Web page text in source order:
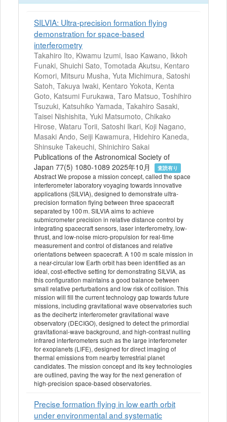
SILVIA: Ultra-precision formation flying
demonstration for space-based
interferometry
Takahiro Ito, Kiwamu Izumi, Isao Kawano, Ikkoh
Funaki, Shuichi Sato, Tomotada Akutsu, Kentaro
Komori, Mitsuru Musha, Yuta Michimura, Satoshi
Satoh, Takuya Iwaki, Kentaro Yokota, Kenta
Goto, Katsumi Furukawa, Taro Matsuo, Toshihiro
Tsuzuki, Katsuhiko Yamada, Takahiro Sasaki,
Taisei Nishishita, Yuki Matsumoto, Chikako
Hirose, Wataru Torii, Satoshi Ikari, Koji Nagano,
Masaki Ando, Seiji Kawamura, Hidehiro Kaneda,
Shinsuke Takeuchi, Shinichiro Sakai
Publications of the Astronomical Society of
Japan 77(5) 1080-1089 2025年10月
査読有り
Abstract We propose a mission concept, called the space
interferometer laboratory voyaging towards innovative
applications (SILVIA), designed to demonstrate ultra-
precision formation flying between three spacecraft
separated by 100 m. SILVIA aims to achieve
submicrometer precision in relative distance control by
integrating spacecraft sensors, laser interferometry, low-
thrust, and low-noise micro-propulsion for real-time
measurement and control of distances and relative
orientations between spacecraft. A 100 m scale mission in
a near-circular low Earth orbit has been identified as an
ideal, cost-effective setting for demonstrating SILVIA, as
this configuration maintains a good balance between
small relative perturbations and low risk of collision. This
mission will fill the current technology gap towards future
missions, including gravitational wave observatories such
as the decihertz interferometer gravitational wave
observatory (DECIGO), designed to detect the primordial
gravitational-wave background, and high-contrast nulling
infrared interferometers such as the large interferometer
for exoplanets (LIFE), designed for direct imaging of
thermal emissions from nearby terrestrial planet
candidates. The mission concept and its key technologies
are outlined, paving the way for the next generation of
high-precision space-based observatories.
Precise formation flying in low earth orbit
under environmental and systematic